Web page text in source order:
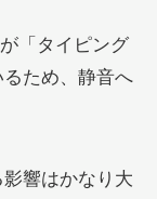
「タイピング
ため、静音へ
響はかなり大